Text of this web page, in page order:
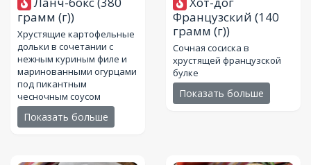
грамм (г))
Хрустящие картофельные
дольки в сочетании с
нежным куриным филе и
маринованными огурцами
под пикантным
чесночным соусом
Показать больше
Французский (140
грамм (г))
Сочная сосиска в
хрустящей французской
булке
Показать больше